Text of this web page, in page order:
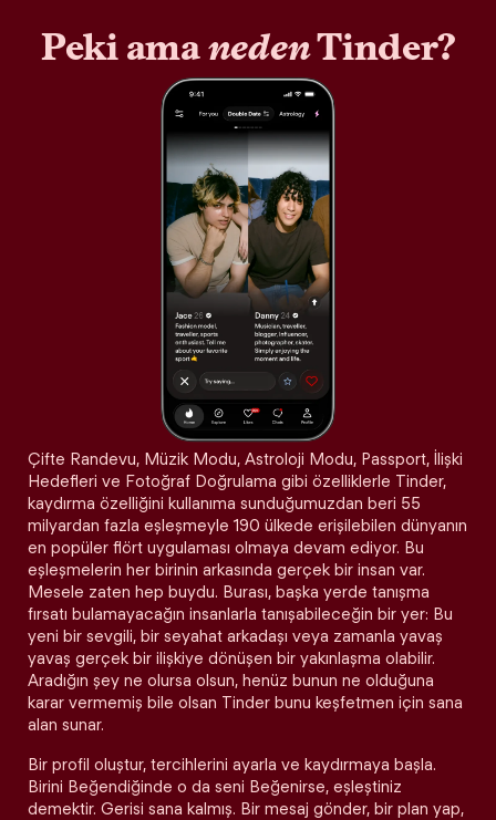
Peki amanedenTinder?
Çifte Randevu, Müzik Modu, Astroloji Modu, Passport, İlişki
Hedefleri ve Fotoğraf Doğrulama gibi özelliklerle Tinder,
kaydırma özelliğini kullanıma sunduğumuzdan beri 55
milyardan fazla eşleşmeyle 190 ülkede erişilebilen dünyanın
en popüler flört uygulaması olmaya devam ediyor. Bu
eşleşmelerin her birinin arkasında gerçek bir insan var.
Mesele zaten hep buydu. Burası, başka yerde tanışma
fırsatı bulamayacağın insanlarla tanışabileceğin bir yer: Bu
yeni bir sevgili, bir seyahat arkadaşı veya zamanla yavaş
yavaş gerçek bir ilişkiye dönüşen bir yakınlaşma olabilir.
Aradığın şey ne olursa olsun, henüz bunun ne olduğuna
karar vermemiş bile olsan Tinder bunu keşfetmen için sana
alan sunar.
Bir profil oluştur, tercihlerini ayarla ve kaydırmaya başla.
Birini Beğendiğinde o da seni Beğenirse, eşleştiniz
demektir. Gerisi sana kalmış. Bir mesaj gönder, bir plan yap,